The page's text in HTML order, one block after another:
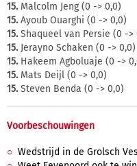
15.Malcolm Jeng (0 -> 0,0)
15.Ayoub Ouarghi (0 -> 0,0)
15.Shaqueel van Persie (0 ->
15.Jerayno Schaken (0 -> 0,0)
15.Hakeem Agboluaje (0 ->
15.Mats Deijl (0 -> 0,0)
15.Steven Benda (0 -> 0,0)
Voorbeschouwingen
Wedstrijd in de Grolsch